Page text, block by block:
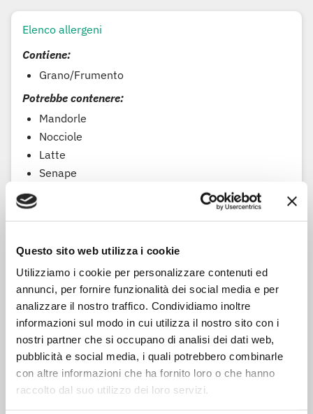
Questo sito web utilizza i cookie
Utilizziamo i cookie per personalizzare contenuti ed
annunci, per fornire funzionalità dei social media e per
analizzare il nostro traffico. Condividiamo inoltre
informazioni sul modo in cui utilizza il nostro sito con i
nostri partner che si occupano di analisi dei dati web,
pubblicità e social media, i quali potrebbero combinarle
con altre informazioni che ha fornito loro o che hanno
raccolto dal suo utilizzo dei loro servizi.
Elenco allergeni
Contiene:
Grano/Frumento
Potrebbe contenere:
Mandorle
Nocciole
Latte
Senape
Anidride solforosa / solfiti
Informazioni per la raccolta differenziata
Scatola: Carta - Largamente riciclabile
Sacchetto:Plastica - Largamente riciclabile